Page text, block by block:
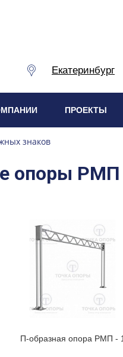
Екатеринбург
ПРОЕКТЫ
знаков
опоры
П-образная опора РМП -